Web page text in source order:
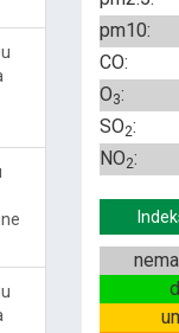
pm10:
CO:
O3:
SO2:
NO2: